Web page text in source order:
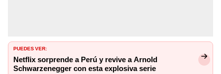
PUEDES VER:
Netflix sorprende a Perú y revive a Arnold
Schwarzenegger con esta explosiva serie